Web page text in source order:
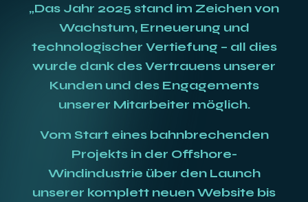
„Das Jahr 2025 stand im Zeichen von
Wachstum, Erneuerung und
technologischer Vertiefung – all dies
wurde dank des Vertrauens unserer
Kunden und des Engagements
unserer Mitarbeiter möglich.
Vom Start eines bahnbrechenden
Projekts in der Offshore-
Windindustrie über den Launch
unserer komplett neuen Website bis